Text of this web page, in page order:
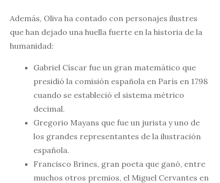
Además, Oliva ha contado con personajes ilustres
que han dejado una huella fuerte en la historia de la
humanidad:
Gabriel Císcar fue un gran matemático que
presidió la comisión española en París en 1798
cuando se estableció el sistema métrico
decimal.
Gregorio Mayans que fue un jurista y uno de
los grandes representantes de la ilustración
española.
Francisco Brines, gran poeta que ganó, entre
muchos otros premios, el Miguel Cervantes en